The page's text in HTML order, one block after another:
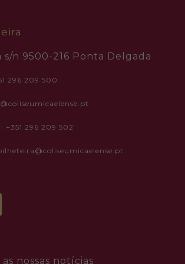
s/n 9500-216 Ponta Delgada
296 209 500
+351 296 209 502
nossas notícias
interests
you visit our
increase the